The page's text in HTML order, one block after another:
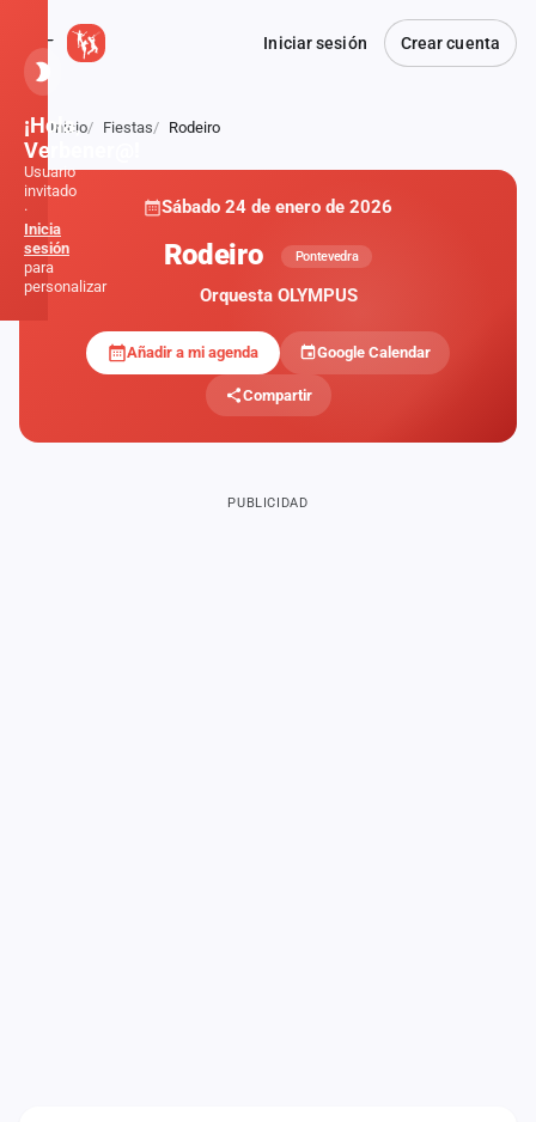
Iniciar sesión Crear cuenta
Atrás
Inicio Fiestas Rodeiro
Sábado 24 de enero de 2026
Rodeiro Pontevedra
Orquesta OLYMPUS
Añadir a mi agenda Google Calendar
Compartir
PUBLICIDAD
¡Hola,
Verbener@!
Usuario
invitado
·
Inicia
sesión
para
personalizar